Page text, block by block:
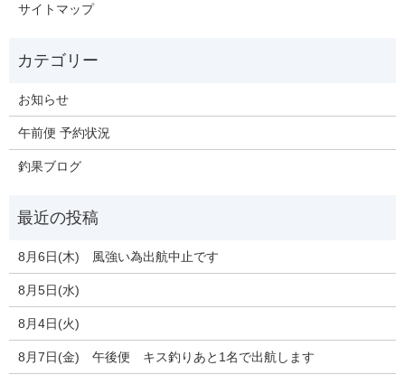
サイトマップ
お知らせ
午前便 予約状況
釣果ブログ
8月6日(木) 風強い為出航中止です
8月5日(水)
8月4日(火)
8月7日(金) 午後便 キス釣りあと1名で出航します